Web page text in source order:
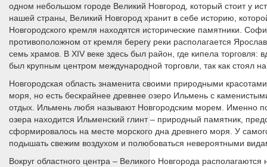
одном небольшом городе Великий Новгород, который стоит у
нашей страны, Великий Новгород хранит в себе историю,
Новгородского кремля находятся исторические памятники.
противоположном от кремля берегу реки располагается
семь храмов. В XIV веке здесь был район, где кипела торговля:
был крупным центром международной торговли, так как стоял
Новгородская область знаменита своими природными
моря, но есть бескрайнее древнее озеро Ильмень с
отдых. Ильмень любя называют Новгородским морем. Именно
озера находится Ильменский глинт – природный памятник,
сформировалось на месте морского дна древнего моря. У
подышать свежим воздухом и полюбоваться невероятными
Вокруг областного центра – Великого Новгорода